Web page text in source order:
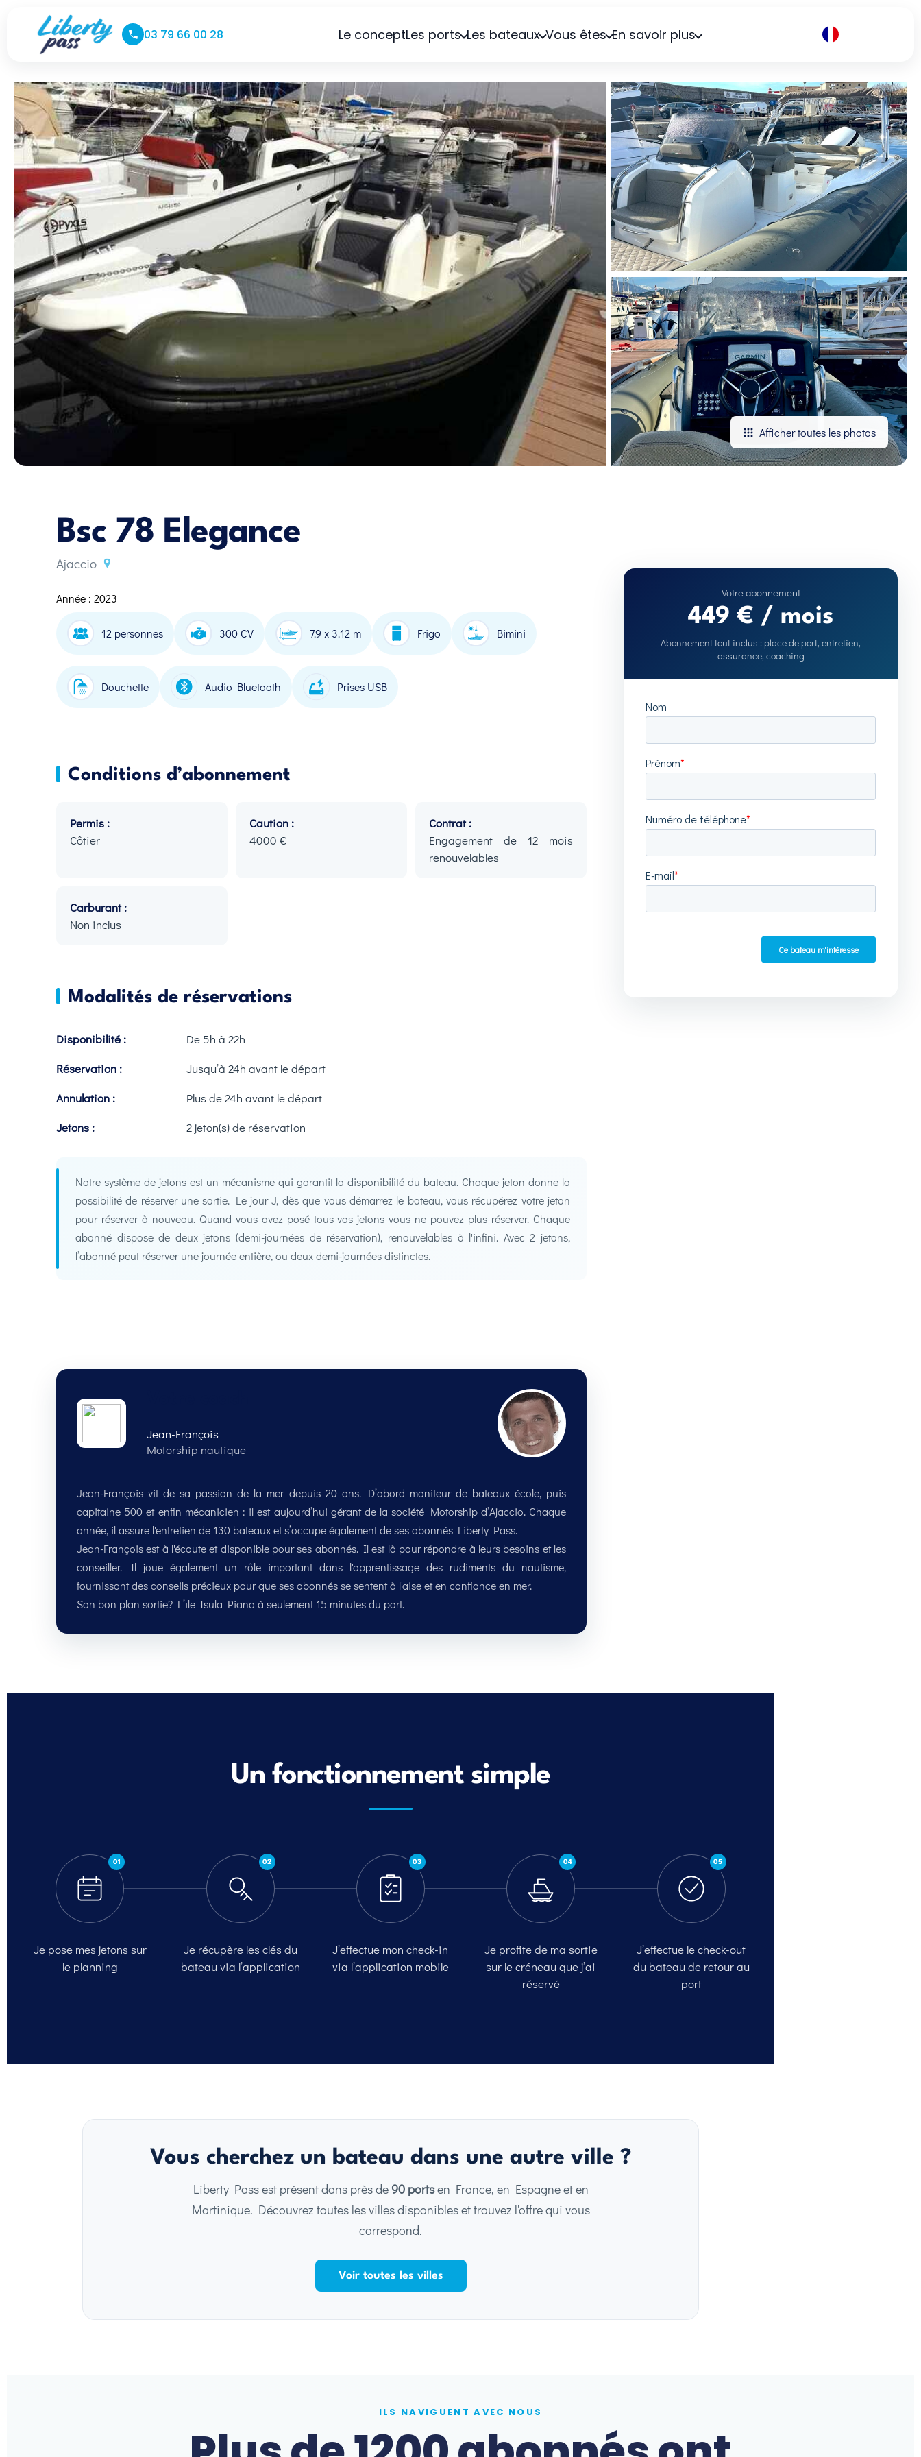
03 79 66 00 28 Le conceptLes ports Les bateaux Vous êtes En savoir plus
Afficher toutes les photos
Bsc 78 Elegance
Ajaccio
Année : 2023
12 personnes 300 CV 7.9 x 3.12 m Frigo Bimini
Douchette Audio Bluetooth Prises USB
Conditions d’abonnement
Permis :
Côtier
Caution :
4000 €
Contrat :
Engagement de 12 mois
renouvelables
Carburant :
Non inclus
Modalités de réservations
Disponibilité :
De 5h à 22h
Réservation :
Jusqu’à 24h avant le départ
Annulation :
Plus de 24h avant le départ
Jetons :
2 jeton(s) de réservation
Notre système de jetons est un mécanisme qui garantit la disponibilité du bateau. Chaque jeton donne la
possibilité de réserver une sortie. Le jour J, dès que vous démarrez le bateau, vous récupérez votre jeton
pour réserver à nouveau. Quand vous avez posé tous vos jetons vous ne pouvez plus réserver. Chaque
abonné dispose de deux jetons (demi-journées de réservation), renouvelables à l'infini. Avec 2 jetons,
l’abonné peut réserver une journée entière, ou deux demi-journées distinctes.
Jean-François
Motorship nautique
Jean-François vit de sa passion de la mer depuis 20 ans. D’abord moniteur de bateaux école, puis
capitaine 500 et enfin mécanicien : il est aujourd’hui gérant de la société Motorship d’Ajaccio. Chaque
année, il assure l'entretien de 130 bateaux et s’occupe également de ses abonnés Liberty Pass.
Jean-François est à l'écoute et disponible pour ses abonnés. Il est là pour répondre à leurs besoins et les
conseiller. Il joue également un rôle important dans l'apprentissage des rudiments du nautisme,
fournissant des conseils précieux pour que ses abonnés se sentent à l'aise et en confiance en mer.
449 € / mois
Un fonctionnement simple
01
Je pose mes jetons sur
le planning
02
Je récupère les clés du
bateau via l’application
03
J’effectue mon check-in
via l’application mobile
04
Je profite de ma sortie
sur le créneau que j’ai
réservé
05
J’effectue le check-out
du bateau de retour au
port
Vous cherchez un bateau dans une autre ville ?
Liberty Pass est présent dans près de 90 portsen France, en Espagne et en
Martinique. Découvrez toutes les villes disponibles et trouvez l'offre qui vous
correspond.
Voir toutes les villes
ILS NAVIGUENT AVEC NOUS